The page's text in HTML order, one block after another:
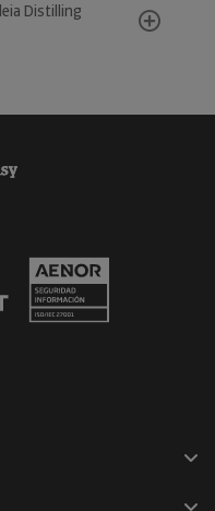
Distilling